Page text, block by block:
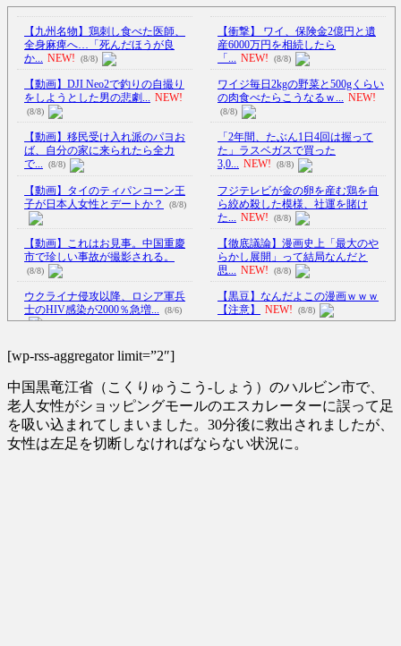
【九州名物】鶏刺し食べた医師、
全身麻痺へ…「死んだほうが良
か...
NEW! (8/8)
【動画】DJI Neo2で釣りの自撮り
をしようとした男の悲劇... NEW!
(8/8)
【動画】移民受け入れ派のパヨお
ば、自分の家に来られたら全力
で...
(8/8)
【動画】タイのティパンコーン王
子が日本人女性とデートか？
(8/8)
【動画】これはお見事。中国重慶
市で珍しい事故が撮影される。
(8/8)
ウクライナ侵攻以降、ロシア軍兵
士のHIV感染が2000％急増...
(8/6)
李在明大統領、日本原爆投下80周
年…「平和の価値をより堅固に...
宇宙人はいる？いて座の方角から
72秒間捉えた強い電波、50
年... NEW! (8/8)
【閲覧注意】ケニアのスイカ、あ
【衝撃】 ワイ、保険金2億円と遺
産6000万円を相続したら
「...
NEW! (8/8)
ワイジ毎日2kgの野菜と500gくらい
の肉食べたらこうなるｗ... NEW!
(8/8)
「2年間、たぶん1日4回は握って
た」ラスベガスで買った
3,0... NEW! (8/8)
フジテレビが金の卵を産む鶏を自
ら絞め殺した模様、社運を賭け
た...
NEW! (8/8)
【徹底議論】漫画史上「最大のや
らかし展開」って結局なんだと
思...
NEW! (8/8)
【黒豆】なんだよこの漫画ｗｗｗ
【注意】
NEW! (8/8)
【Xの車窓から】オービスかと思
ったら野生の炊飯器で草 ほか
(8/6)
【Xの車窓から】整備士が2度見す
る現場猫案件 ほか
[wp-rss-aggregator limit=”2″]
中国黒竜江省（こくりゅうこう-しょう）のハルビン市で、
老人女性がショッピングモールのエスカレーターに誤って足
を吸い込まれてしまいました。30分後に救出されましたが、
女性は左足を切断しなければならない状況に。